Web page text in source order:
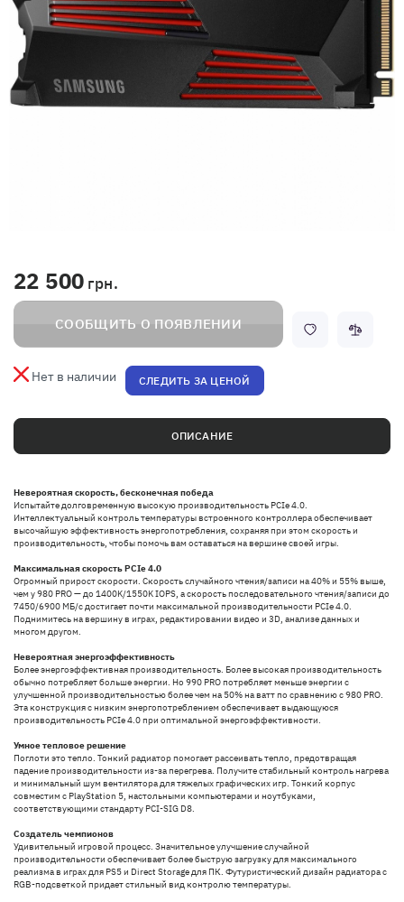
22 500 грн.
СООБЩИТЬ О ПОЯВЛЕНИИ
Нет в наличии СЛЕДИТЬ ЗА ЦЕНОЙ
ОПИСАНИЕ
Невероятная скорость, бесконечная победа
Испытайте долговременную высокую производительность PCIe 4.0.
Интеллектуальный контроль температуры встроенного контроллера обеспечивает
высочайшую эффективность энергопотребления, сохраняя при этом скорость и
производительность, чтобы помочь вам оставаться на вершине своей игры.
Максимальная скорость PCIe 4.0
Огромный прирост скорости. Скорость случайного чтения/записи на 40% и 55% выше,
чем у 980 PRO — до 1400K/1550K IOPS, а скорость последовательного чтения/записи до
7450/6900 МБ/с достигает почти максимальной производительности PCIe 4.0.
Поднимитесь на вершину в играх, редактировании видео и 3D, анализе данных и
многом другом.
Невероятная энергоэффективность
Более энергоэффективная производительность. Более высокая производительность
обычно потребляет больше энергии. Но 990 PRO потребляет меньше энергии с
улучшенной производительностью более чем на 50% на ватт по сравнению с 980 PRO.
Эта конструкция с низким энергопотреблением обеспечивает выдающуюся
производительность PCIe 4.0 при оптимальной энергоэффективности.
Умное тепловое решение
Поглоти это тепло. Тонкий радиатор помогает рассеивать тепло, предотвращая
падение производительности из-за перегрева. Получите стабильный контроль нагрева
и минимальный шум вентилятора для тяжелых графических игр. Тонкий корпус
совместим с PlayStation 5, настольными компьютерами и ноутбуками,
соответствующими стандарту PCI-SIG D8.
Создатель чемпионов
Удивительный игровой процесс. Значительное улучшение случайной
производительности обеспечивает более быструю загрузку для максимального
реализма в играх для PS5 и Direct Storage для ПК. Футуристический дизайн радиатора с
RGB-подсветкой придает стильный вид контролю температуры.